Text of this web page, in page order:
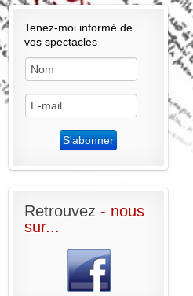
Tenez-moi informé de
vos spectacles
Retrouvez - nous
sur...